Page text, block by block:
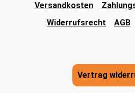
Versandkosten
Widerrufsrecht
AGB
Vertrag